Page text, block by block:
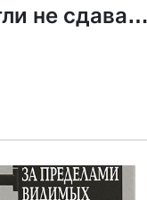
не сдавать